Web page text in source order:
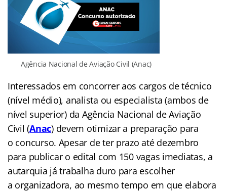
Agência Nacional de Aviação Civil (Anac)
Interessados em concorrer aos cargos de técnico
(nível médio), analista ou especialista (ambos de
nível superior) da Agência Nacional de Aviação
Civil (Anac) devem otimizar a preparação para
o concurso. Apesar de ter prazo até dezembro
para publicar o edital com 150 vagas imediatas, a
autarquia já trabalha duro para escolher
a organizadora, ao mesmo tempo em que elabora